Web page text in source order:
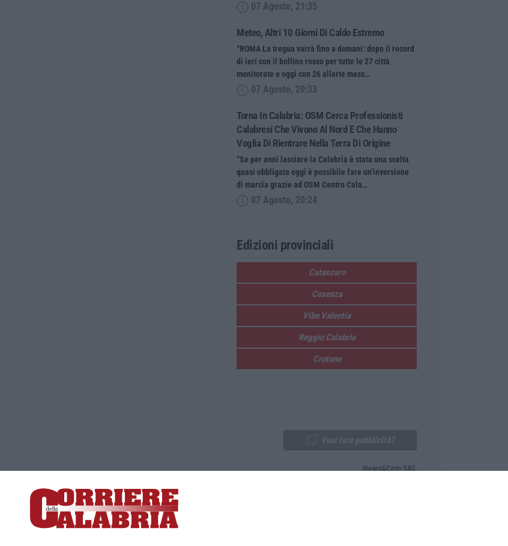
07 Agosto, 21:35
Meteo, Altri 10 Giorni Di Caldo Estremo
“ROMA La tregua varrà fino a domani: dopo il record
di ieri con il bollino rosso per tutte le 27 città
monitorate e oggi con 26 allerte mass…
07 Agosto, 20:33
Torna In Calabria: OSM Cerca Professionisti
Calabresi Che Vivono Al Nord E Che Hanno
Voglia Di Rientrare Nella Terra Di Origine
“Se per anni lasciare la Calabria è stata una scelta
quasi obbligata oggi è possibile fare un’inversione
di marcia grazie ad OSM Centro Cala…
07 Agosto, 20:24
Edizioni provinciali
Catanzaro
Cosenza
Vibo Valentia
Reggio Calabria
Crotone
Terme (CZ)
Paola Militano |Privacy
News&Com SRL